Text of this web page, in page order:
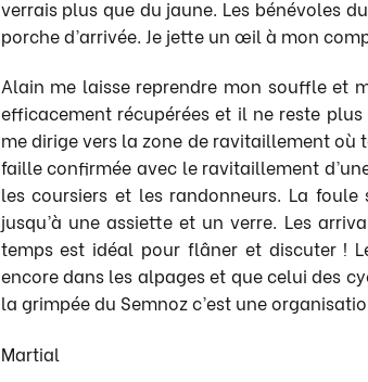
verrais plus que du jaune. Les bénévoles
porche d’arrivée. Je jette un œil à mon
Alain me laisse reprendre mon souffle et
efficacement récupérées et il ne reste
me dirige vers la zone de ravitaillement où
faille confirmée avec le ravitaillement
les coursiers et les randonneurs. La
jusqu’à une assiette et un verre. Les
temps est idéal pour flâner et discuter !
encore dans les alpages et que celui des
la grimpée du Semnoz c’est une
Martial